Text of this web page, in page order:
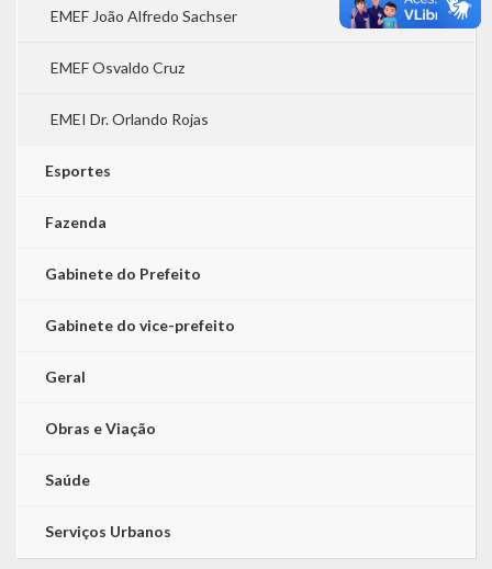
EMEF João Alfredo Sachser
EMEF Osvaldo Cruz
EMEI Dr. Orlando Rojas
Esportes
Fazenda
Gabinete do Prefeito
Gabinete do vice-prefeito
Geral
Obras e Viação
Saúde
Serviços Urbanos